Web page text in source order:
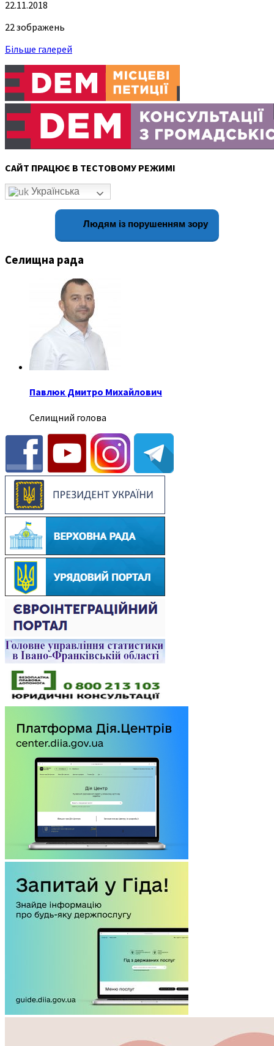
22.11.2018
22 зображень
Більше галерей
САЙТ ПРАЦЮЄ В ТЕСТОВОМУ РЕЖИМІ
Українська
Людям із порушенням зору
Селищна рада
Павлюк Дмитро Михайлович
Селищний голова